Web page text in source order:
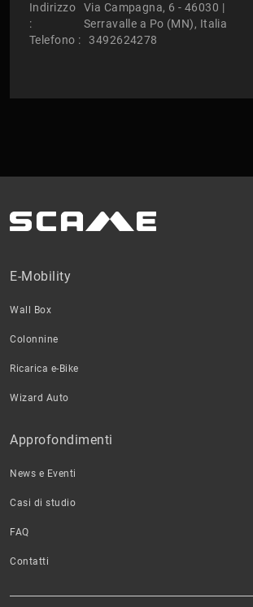
Indirizzo
:
Via Campagna, 6 - 46030 |
Serravalle a Po (MN), Italia
Telefono :
3492624278
E-Mobility
Wall Box
Colonnine
Ricarica e-Bike
Wizard Auto
Approfondimenti
News e Eventi
Casi di studio
FAQ
Contatti